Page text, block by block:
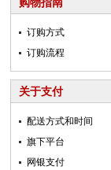
订购方式
订购流程
关于支付
配送方式和时间
旗下平台
网银支付